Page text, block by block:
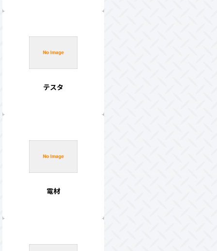
テスタ
電材